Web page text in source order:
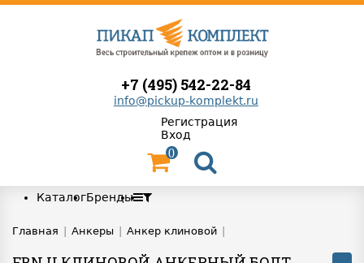
+7 (495) 542-22-84
info@pickup-komplekt.ru
Регистрация
Вход
0
КаталогБренды
Главная Анкеры Анкер клиновой